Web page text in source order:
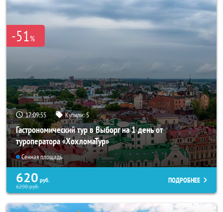
-51%
17:09:53 Купили:5
Гастрономический тур в Выборг на 1 день от
туроператора «ХохломаТур»
Сенная площадь
620 руб.
6290руб.
ПОДРОБНЕЕ